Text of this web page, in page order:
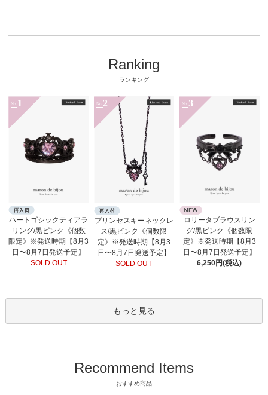
Ranking
ランキング
No. 1
ハートゴシックティアラ
リング/黒ピンク《個数
限定》※発送時期【8月3
日〜8月7日発送予定】
SOLD OUT
No. 2
プリンセスキーネックレ
ス/黒ピンク《個数限
定》※発送時期【8月3
日〜8月7日発送予定】
SOLD OUT
No. 3
ロリータブラウスリン
グ/黒ピンク《個数限
定》※発送時期【8月3
日〜8月7日発送予定】
6,250円(税込)
もっと見る
Recommend Items
おすすめ商品